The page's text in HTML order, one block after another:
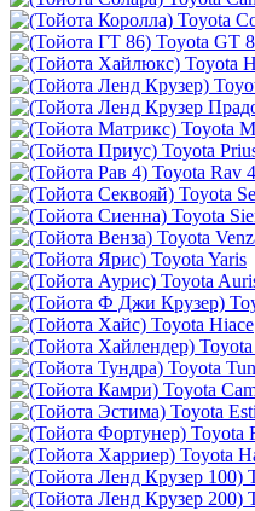
Toyota
Toyota GT
Toyota
Toyota
Toyota
Toyota Rav 4
Toyota
Toyota
Toyota
Toyota Yaris
Toyota
Toyota Hiace
Toyota
Toyota
Toyota
Toyota
Toyota